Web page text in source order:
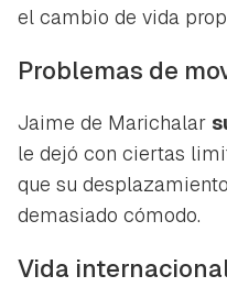
Guardar como
Para poder guardar
iniciar sesión con tu
INICIAR SESIÓN
el cambio de vida
Problemas de
Jaime de Marichalar
le dejó con ciertas
que su
demasiado cómodo.
Vida
Contenido
Gracias por